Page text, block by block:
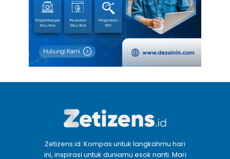
Zetizens.id: Kompas untuk langkahmu hari
ini, inspirasi untuk duniamu esok nanti. Mari